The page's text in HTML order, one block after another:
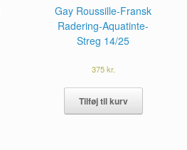
Gay Roussille-Fransk
Radering-Aquatinte-
Streg 14/25
375kr.
Tilføj til kurv